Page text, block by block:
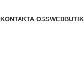
KONTAKTA OSSWEBBUTIK